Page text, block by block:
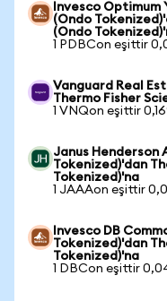
Invesco Optimum
(Ondo
(Ondo
1 PDBCon eşittir
Vanguard Real
Thermo Fisher
1 VNQon eşittir
Janus Henderson
Tokenized)'dan
Tokenized)'na
1 JAAAon eşittir
Invesco DB
Tokenized)'dan
Tokenized)'na
1 DBCon eşittir